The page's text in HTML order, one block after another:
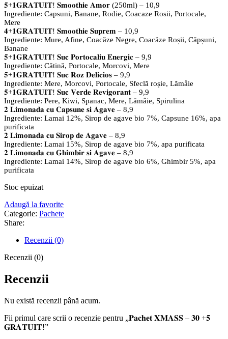
𝟓+𝟏𝐆𝐑𝐀𝐓𝐔𝐈𝐓! 𝐒𝐦𝐨𝐨𝐭𝐡𝐢𝐞 𝐀𝐦𝐨𝐫 (250ml) – 10,9
Ingrediente: Capsuni, Banane, Rodie, Coacaze Rosii, Portocale,
Mere
𝟒+𝟏𝐆𝐑𝐀𝐓𝐔𝐈𝐓! 𝐒𝐦𝐨𝐨𝐭𝐡𝐢𝐞 𝐒𝐮𝐩𝐫𝐞𝐦 – 10,9
Ingrediente: Mure, Afine, Coacăze Negre, Coacăze Roșii, Căpșuni,
Banane
𝟓+𝟏𝐆𝐑𝐀𝐓𝐔𝐈𝐓! 𝐒𝐮𝐜 𝐏𝐨𝐫𝐭𝐨𝐜𝐚𝐥𝐢𝐮 𝐄𝐧𝐞𝐫𝐠𝐢𝐜 – 9,9
Ingrediente: Cătină, Portocale, Morcovi, Mere
𝟓+𝟏𝐆𝐑𝐀𝐓𝐔𝐈𝐓! 𝐒𝐮𝐜 𝐑𝐨𝐳 𝐃𝐞𝐥𝐢𝐜𝐢𝐨𝐬 – 9,9
Ingrediente: Mere, Morcovi, Portocale, Sfeclă roșie, Lămâie
𝟓+𝟏𝐆𝐑𝐀𝐓𝐔𝐈𝐓! 𝐒𝐮𝐜 𝐕𝐞𝐫𝐝𝐞 𝐑𝐞𝐯𝐢𝐠𝐨𝐫𝐚𝐧𝐭 – 9,9
Ingrediente: Pere, Kiwi, Spanac, Mere, Lămâie, Spirulina
𝟐 𝐋𝐢𝐦𝐨𝐧𝐚𝐝𝐚 𝐜𝐮 𝐂𝐚𝐩𝐬𝐮𝐧𝐞 𝐬𝐢 𝐀𝐠𝐚𝐯𝐞 – 8,9
Ingrediente: Lamai 12%, Sirop de agave bio 7%, Capsune 16%, apa
purificata
𝟐 𝐋𝐢𝐦𝐨𝐧𝐚𝐝𝐚 𝐜𝐮 𝐒𝐢𝐫𝐨𝐩 𝐝𝐞 𝐀𝐠𝐚𝐯𝐞 – 8,9
Ingrediente: Lamai 15%, Sirop de agave bio 7%, apa purificata
𝟐 𝐋𝐢𝐦𝐨𝐧𝐚𝐝𝐚 𝐜𝐮 𝐆𝐡𝐢𝐦𝐛𝐢𝐫 𝐬𝐢 𝐀𝐠𝐚𝐯𝐞 – 8,9
Ingrediente: Lamai 14%, Sirop de agave bio 6%, Ghimbir 5%, apa
purificata
Stoc epuizat
Adaugă la favorite
Categorie: Pachete
Share:
Recenzii (0)
Recenzii (0)
Recenzii
Nu există recenzii până acum.
Fii primul care scrii o recenzie pentru „𝐏𝐚𝐜𝐡𝐞𝐭 𝐗𝐌𝐀𝐒𝐒 – 𝟑𝟎 +𝟓
𝐆𝐑𝐀𝐓𝐔𝐈𝐓!”